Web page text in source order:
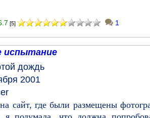
[5] 1
испытание
дождь
2001
сайт, где были размещены